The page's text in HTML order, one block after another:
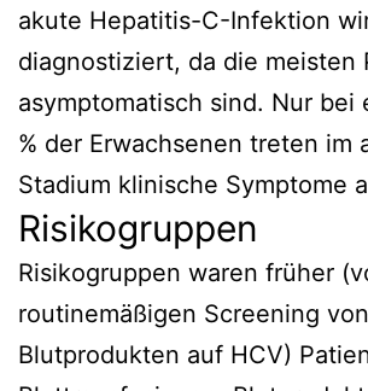
akute Hepatitis-C-Infektion
diagnostiziert, da die meisten
asymptomatisch sind. Nur bei
% der Erwachsenen treten im
Stadium klinische Symptome
Risikogruppen
Risikogruppen waren früher
routinemäßigen Screening von
Blutprodukten auf HCV)